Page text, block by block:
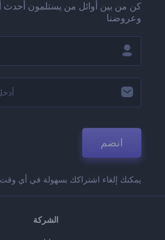
كن من بين أوائل من يستلمون أحدث
وعروضنا
انضم
يمكنك إلغاء اشتراكك بسهولة في أي
الشركة